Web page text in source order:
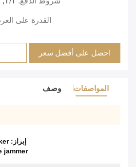
القدرة على
احصل على أفضل سعر
المواصفات وصف
إبراز:
jammer